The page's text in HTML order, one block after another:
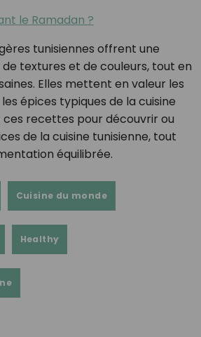
le Ramadan ?
tunisiennes offrent une
textures et de couleurs, tout en
Elles mettent en valeur les
épices typiques de la cuisine
ces recettes pour découvrir ou
de la cuisine tunisienne, tout
équilibrée.
Cuisine du monde
Healthy